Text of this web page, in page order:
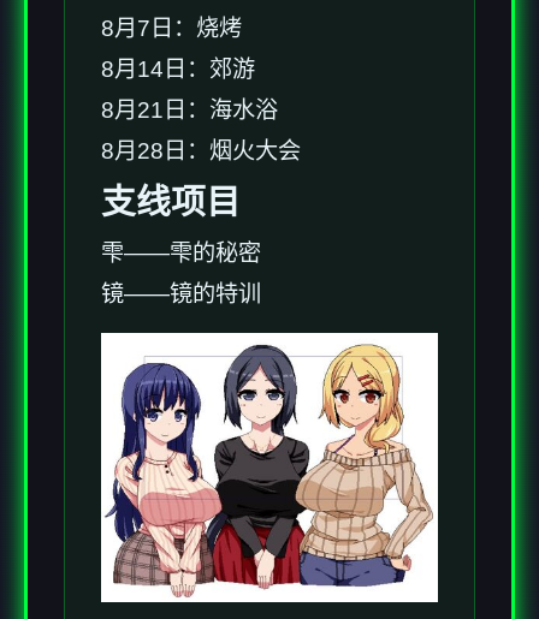
8月7日：烧烤
8月14日：郊游
8月21日：海水浴
8月28日：烟火大会
支线项目
雫——雫的秘密
镜——镜的特训